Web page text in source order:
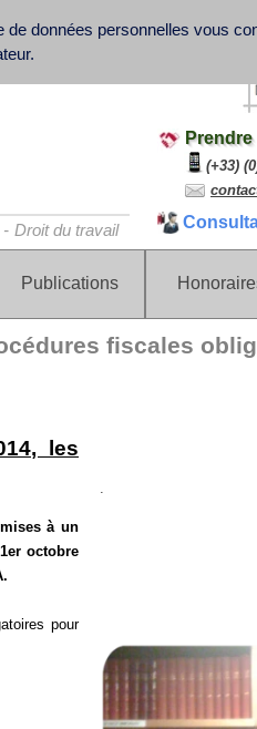
données personnelles vous
Publications
- Droit du travail
(+33)
fiscales
les
à un
octobre
pour
.